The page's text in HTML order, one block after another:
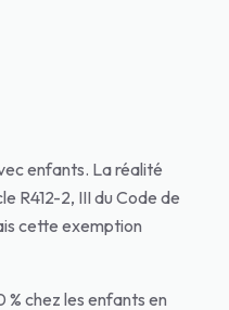
enfants. La réalité
R412-2, III du Code de
cette exemption
chez les enfants en